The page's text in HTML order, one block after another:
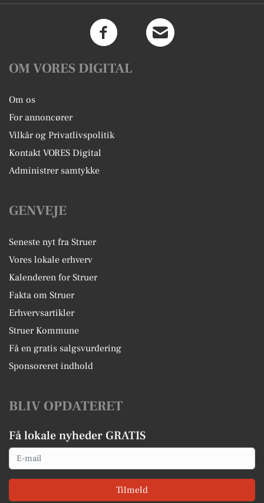
OM VORES DIGITAL
Om os
For annoncører
Vilkår og Privatlivspolitik
Kontakt VORES Digital
Administrer samtykke
GENVEJE
Seneste nyt fra Struer
Vores lokale erhverv
Kalenderen for Struer
Fakta om Struer
Erhvervsartikler
Struer Kommune
Få en gratis salgsvurdering
Sponsoreret indhold
BLIV OPDATERET
Få lokale nyheder GRATIS
Email
Tilmeld